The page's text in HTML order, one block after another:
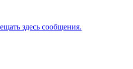
здесь сообщения.